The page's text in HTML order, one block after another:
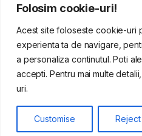
Folosim cookie-uri!
Acest site foloseste cookie-uri
experienta ta de navigare,
a personaliza continutul. Poti
accepti. Pentru mai multe
uri.
Customise Reject
Contact & Program